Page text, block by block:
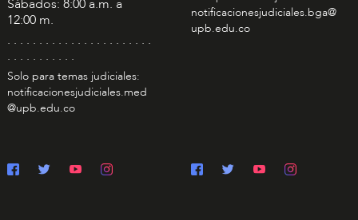
Sábados: 8:00 a.m. a
12:00 m.
. . . . . . . . . . . . . . . . . . . . . . .
. . . . . . . . . . .
Solo para temas judiciales:
notificacionesjudiciales.med
@upb.edu.co
notificacionesjudiciales.bga@
upb.edu.co